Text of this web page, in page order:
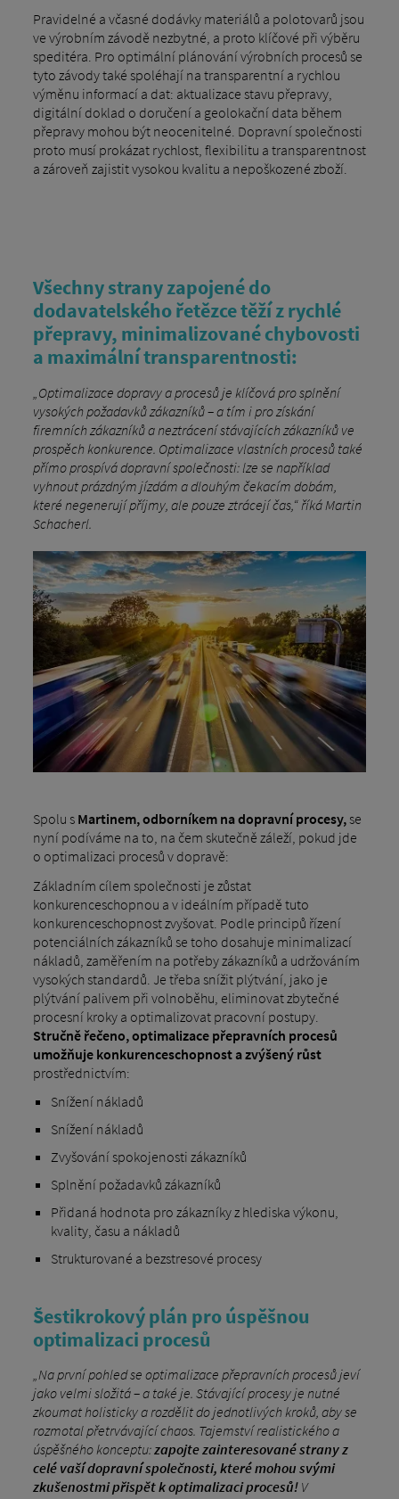
Pravidelné a včasné dodávky materiálů a polotovarů jsou
ve výrobním závodě nezbytné, a proto klíčové při výběru
speditéra. Pro optimální plánování výrobních procesů se
tyto závody také spoléhají na transparentní a rychlou
výměnu informací a dat: aktualizace stavu přepravy,
digitální doklad o doručení a geolokační data během
přepravy mohou být neocenitelné. Dopravní společnosti
proto musí prokázat rychlost, flexibilitu a transparentnost
a zároveň zajistit vysokou kvalitu a nepoškozené zboží.
Všechny strany zapojené do
dodavatelského řetězce těží z rychlé
přepravy, minimalizované chybovosti
a maximální transparentnosti:
„Optimalizace dopravy a procesů je klíčová pro splnění
vysokých požadavků zákazníků – a tím i pro získání
firemních zákazníků a neztrácení stávajících zákazníků ve
prospěch konkurence. Optimalizace vlastních procesů také
přímo prospívá dopravní společnosti: lze se například
vyhnout prázdným jízdám a dlouhým čekacím dobám,
které negenerují příjmy, ale pouze ztrácejí čas,“ říká Martin
Schacherl.
Spolu s Martinem, odborníkem na dopravní procesy,se
nyní podíváme na to, na čem skutečně záleží, pokud jde
o optimalizaci procesů v dopravě:
Základním cílem společnosti je zůstat
konkurenceschopnou a v ideálním případě tuto
konkurenceschopnost zvyšovat. Podle principů řízení
potenciálních zákazníků se toho dosahuje minimalizací
nákladů, zaměřením na potřeby zákazníků a udržováním
vysokých standardů. Je třeba snížit plýtvání, jako je
plýtvání palivem při volnoběhu, eliminovat zbytečné
procesní kroky a optimalizovat pracovní postupy.
Stručně řečeno, optimalizace přepravních procesů
umožňuje konkurenceschopnost a zvýšený růst
prostřednictvím:
Snížení nákladů
Snížení nákladů
Zvyšování spokojenosti zákazníků
Splnění požadavků zákazníků
Přidaná hodnota pro zákazníky z hlediska výkonu,
kvality, času a nákladů
Strukturované a bezstresové procesy
Šestikrokový plán pro úspěšnou
optimalizaci procesů
„Na první pohled se optimalizace přepravních procesů jeví
jako velmi složitá – a také je. Stávající procesy je nutné
zkoumat holisticky a rozdělit do jednotlivých kroků, aby se
rozmotal přetrvávající chaos. Tajemství realistického a
úspěšného konceptu:zapojte zainteresované strany z
celé vaší dopravní společnosti, které mohou svými
zkušenostmi přispět k optimalizaci procesů!V